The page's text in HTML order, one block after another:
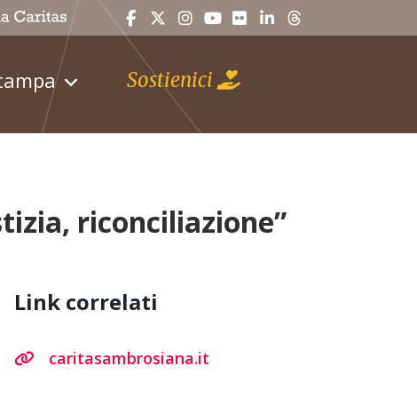
Sostienici
riconciliazione”
Link correlati
caritasambrosiana.it